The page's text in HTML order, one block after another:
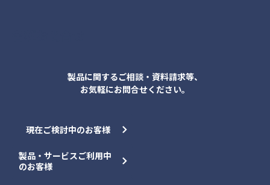
製品に関するご相談・資料請求等、
お気軽にお問合せください。
現在ご検討中のお客様
製品・サービスご利用中
のお客様